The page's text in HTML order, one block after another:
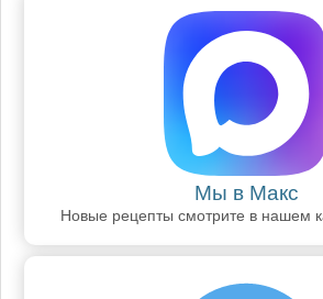
Мы в Макс
Новые рецепты смотрите в нашем